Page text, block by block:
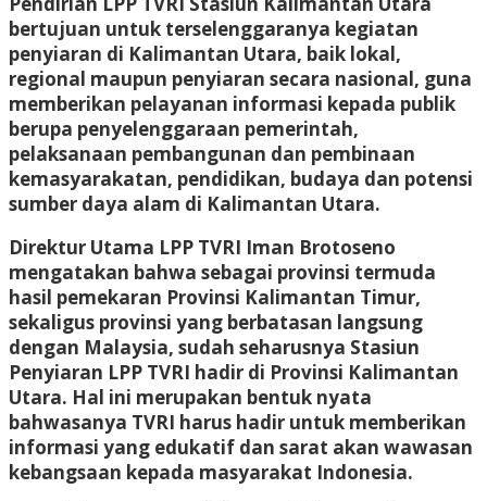
bertujuan untuk terselenggaranya kegiatan
penyiaran di Kalimantan Utara, baik lokal,
regional maupun penyiaran secara nasional, guna
memberikan pelayanan informasi kepada publik
berupa penyelenggaraan pemerintah,
pelaksanaan pembangunan dan pembinaan
kemasyarakatan, pendidikan, budaya dan potensi
sumber daya alam di Kalimantan Utara.
Direktur Utama LPP TVRI Iman Brotoseno
mengatakan bahwa sebagai provinsi termuda
hasil pemekaran Provinsi Kalimantan Timur,
sekaligus provinsi yang berbatasan langsung
dengan Malaysia, sudah seharusnya Stasiun
Penyiaran LPP TVRI hadir di Provinsi Kalimantan
Utara. Hal ini merupakan bentuk nyata
bahwasanya TVRI harus hadir untuk memberikan
informasi yang edukatif dan sarat akan wawasan
kebangsaan kepada masyarakat Indonesia.